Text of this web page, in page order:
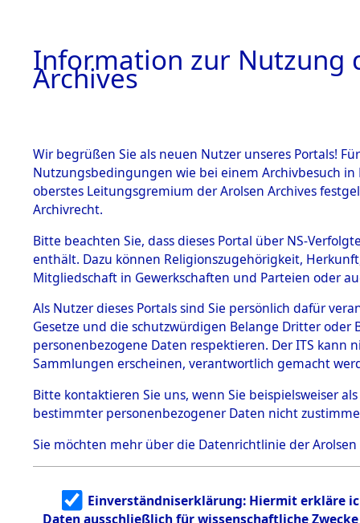
BESTÄNDE
1.
mente
5. Verschiedenes
5.3
Todesmärsche
5.3.1 Alliierte
Erhebungen
zu
Todesmärsch
en
5.3.2
Identifizierun
g
Dead -
Branch -
Information zur Nutzung
Archives
Wir begrüßen Sie als neuen Nutzer unseres Portals!
Nutzungsbedingungen wie bei einem Archivbesuch
oberstes Leitungsgremium der Arolsen Archives
Archivrecht.
Bitte beachten Sie, dass dieses Portal über NS-
enthält. Dazu können Religionszugehörigkeit,
Mitgliedschaft in Gewerkschaften und Parteien oder
Als Nutzer dieses Portals sind Sie persönlich dafür
Gesetze und die schutzwürdigen Belange Dritter
personenbezogene Daten respektieren. Der ITS
Sammlungen erscheinen, verantwortlich gemacht
Bitte kontaktieren Sie uns, wenn Sie beispielsweiser
bestimmter personenbezogener Daten nicht
Sie möchten mehr über die Datenrichtlinie der Arolsen
Einverständniserklärung: Hiermit erkläre
Daten ausschließlich für wissenschaftliche